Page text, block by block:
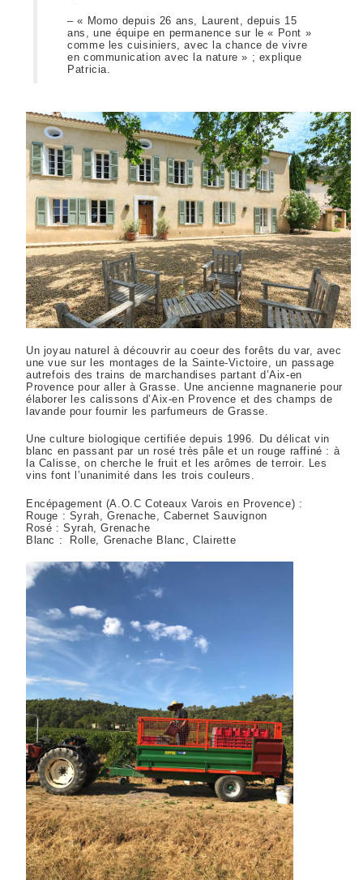
– « Momo depuis 26 ans, Laurent,depuis 15
ans, une équipe en permanence sur le « Pont »
comme les cuisiniers, avec la chance de vivre
en communication avec la nature » ; explique
Patricia.
Un joyau naturel à découvrir aucoeur des forêts du var, avec
une vue sur les montages de la Sainte-Victoire, un passage
autrefois des trains de marchandises partant d’Aix-en
Provence pour aller à Grasse. Une ancienne magnanerie pour
élaborer les calissons d’Aix-en Provence et des champs de
lavande pour fournir les parfumeurs de Grasse.
Une culture biologique certifiée depuis 1996. Du délicat vin
blanc en passant par un rosé très pâle et un rouge raffiné : à
la Calisse, on cherche le fruit et les arômes de terroir. Les
vins font l’unanimité dans les trois couleurs.
Encépagement (A.O.C Coteaux Varois en Provence) :
Rouge : Syrah, Grenache, Cabernet Sauvignon
Rosé : Syrah, Grenache
Blanc : Rolle, Grenache Blanc, Clairette